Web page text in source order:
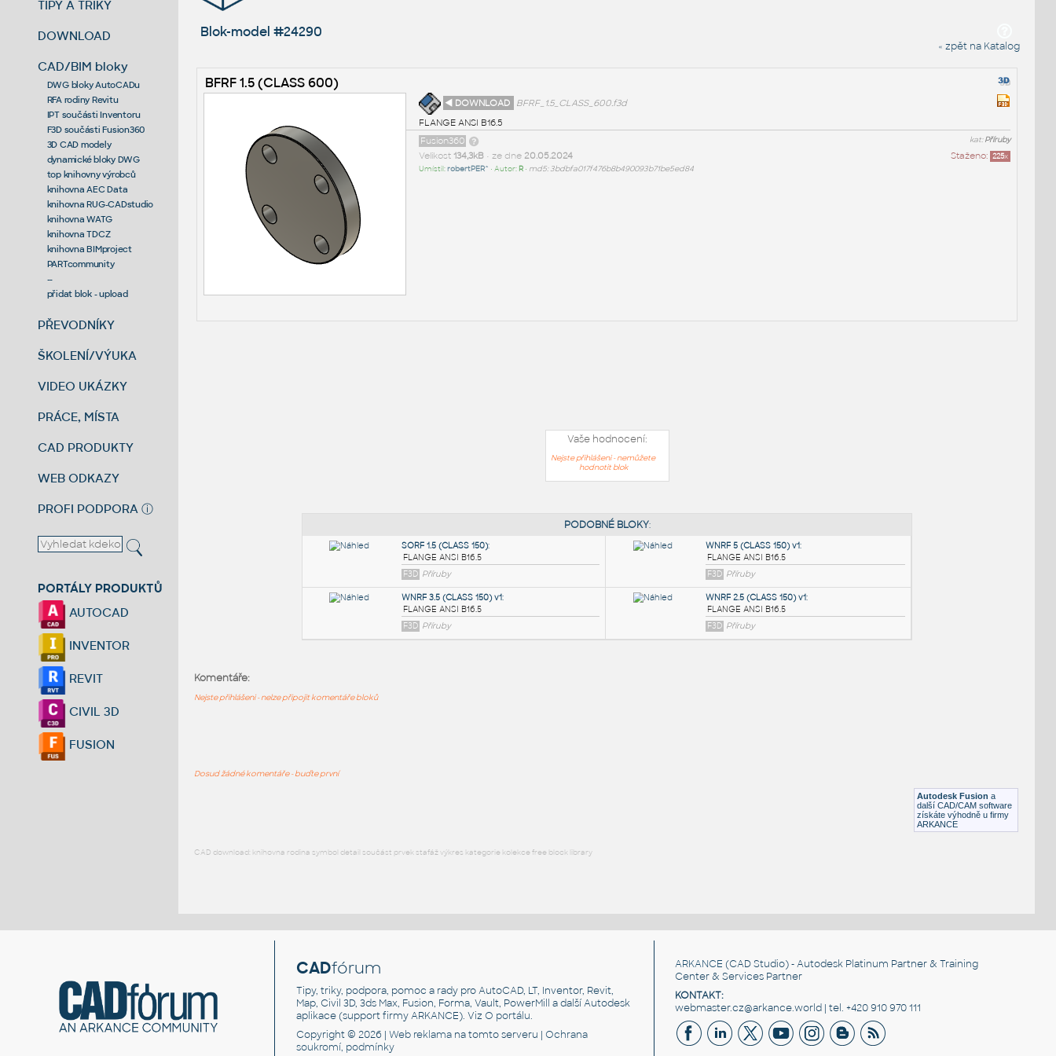
TIPY A TRIKY
DOWNLOAD
CAD/BIM bloky
DWG bloky AutoCADu
RFA rodiny Revitu
IPT součásti Inventoru
F3D součásti Fusion360
3D CAD modely
dynamické bloky DWG
top knihovny výrobců
knihovna AEC Data
knihovna RUG-CADstudio
knihovna WATG
knihovna TDCZ
knihovna BIMproject
PARTcommunity
--
přidat blok - upload
PŘEVODNÍKY
ŠKOLENÍ/VÝUKA
VIDEO UKÁZKY
PRÁCE, MÍSTA
CAD PRODUKTY
WEB ODKAZY
PROFI PODPORA ⓘ
PORTÁLY PRODUKTŮ
AUTOCAD
INVENTOR
REVIT
CIVIL 3D
FUSION
Blok-model #24290
« zpět na Katalog
BFRF 1.5 (CLASS 600)
◄ DOWNLOAD
BFRF_1.5_CLASS_600.f3d
FLANGE ANSI B16.5
kat:Příruby
Fusion360
Staženo: 225x
Velikost 134,3kB• ze dne 20.05.2024
Umístil:robertPER^ • Autor: R• md5: 3bdbfa017f476b8b490093b71be5ed84
Vaše hodnocení:
Nejste přihlášeni - nemůžete
hodnotit blok
Autodesk Fusion a
další CAD/CAM software
získáte výhodně u firmy
ARKANCE
Komentáře:
Nejste přihlášeni - nelze připojit komentáře bloků
Dosud žádné komentáře - buďte první
CAD download: knihovna rodina symbol detail součást prvek stafáž výkres kategorie kolekce free block library
CADfórum
Tipy, triky, podpora, pomoc a rady pro AutoCAD, LT, Inventor, Revit,
Map, Civil 3D, 3ds Max, Fusion, Forma, Vault, PowerMill a další Autodesk
aplikace (support firmy ARKANCE). VizO portálu.
Copyright © 2026 |Web reklama na tomto serveru |Ochrana
soukromí, podmínky
ARKANCE (CAD Studio) - Autodesk Platinum Partner & Training
Center & Services Partner
KONTAKT:
webmaster.cz@arkance.world | tel. +420 910 970 111